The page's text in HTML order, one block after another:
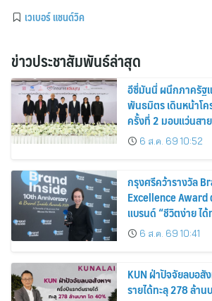
เวเบอร์ แชนด์วิค
ข่าวประชาสัมพันธ์ล่าสุด
อีซี่มันนี่ ผนึกภาครัฐ
พันธมิตร เดินหน้าโ
ครั้งที่ 2 มอบแว่นสา
คน ขยายโอกาสการ
6 ส.ค. 69 10:52
กรุงศรีคว้ารางวัล
Excellence
แบรนด์ “ชีวิตง่าย ไ
6 ส.ค. 69 10:41
KUN ฝ่าปัจจัยลบอสั
รายได้ทะลุ 278 ล้า